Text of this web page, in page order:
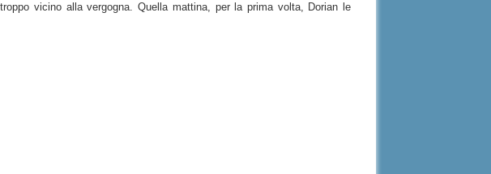
vicino alla vergogna. Quella mattina, per la prima volta, Dorian le